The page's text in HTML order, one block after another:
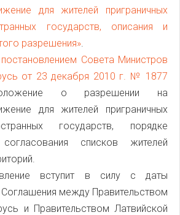
для жителей приграничных
государств, описания и
разрешения».
постановлением Совета Министров
от 23 декабря 2010 г. № 1877
о разрешении на
для жителей приграничных
государств, порядке
списков жителей
вступит в силу с даты
Соглашения между Правительством
и Правительством Латвийской